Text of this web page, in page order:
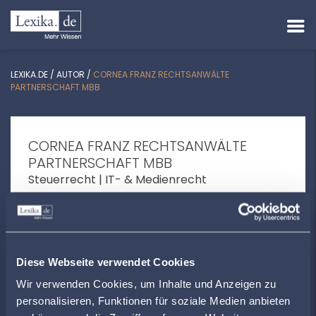
Diese Webseite verwendet Cookies
Wir verwenden Cookies, um Inhalte und Anzeigen zu
personalisieren, Funktionen für soziale Medien anbieten
LEXIKA.DE / AUTOR / CORNEA FRANZ RECHTSANWÄLTE
PARTNERSCHAFT MBB
CORNEA FRANZ RECHTSANWÄLTE
PARTNERSCHAFT MBB
Steuerrecht | IT- & Medienrecht
Berliner Platz 10 | 97080 Würzburg
www.cornea-franz.de
ÖFFNUNGSZEITEN